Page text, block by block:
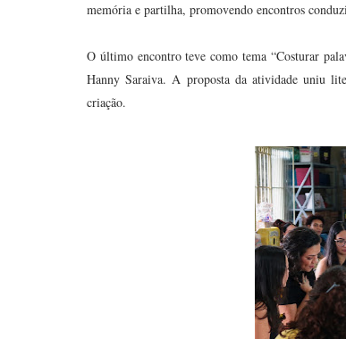
memória e partilha, promovendo encontros
O último encontro teve como tema “Costurar
Hanny Saraiva. A proposta da atividade uniu
criação.